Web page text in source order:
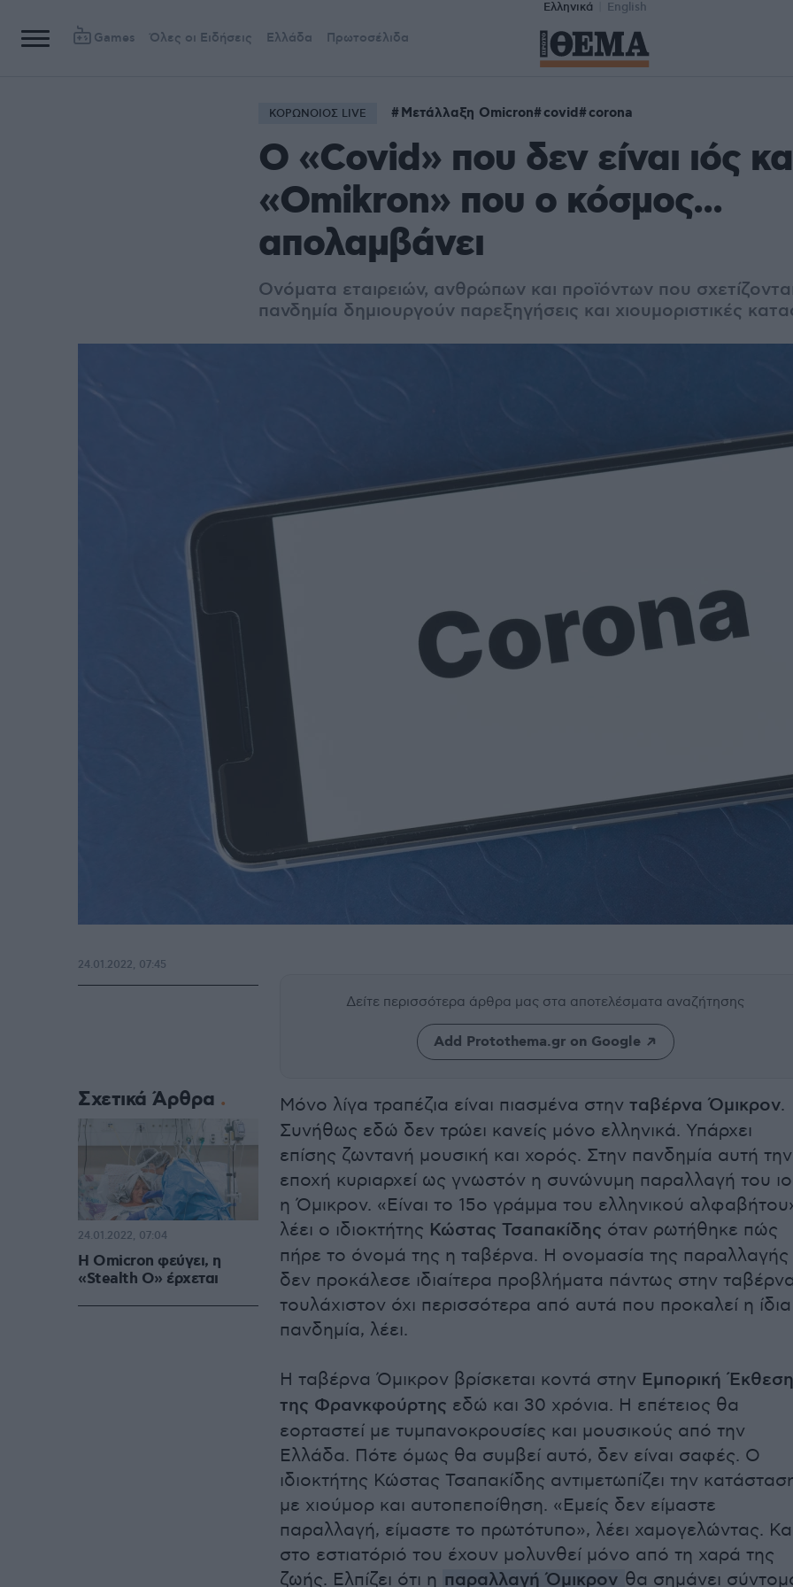
Ελληνικά English
Games Όλες οι Ειδήσεις Ελλάδα Πρωτοσέλιδα
ΚΟΡΩΝΟΙΟΣ LIVE Μετάλλαξη Omicron covid corona
Ο «Covid» που δεν είναι ιός
«Omikron» που ο κόσμος...
απολαμβάνει
Ονόματα εταιρειών, ανθρώπων και προϊόντων που
πανδημία δημιουργούν παρεξηγήσεις και χιουμοριστικές
Δείτε περισσότερα άρθρα μας στα αποτελέσματα αναζήτησης
Add Protothema.gr on Google
Μόνο λίγα τραπέζια είναι πιασμένα στην ταβέρνα Όμικρον.
Συνήθως εδώ δεν τρώει κανείς μόνο ελληνικά. Υπάρχει
επίσης ζωντανή μουσική και χορός. Στην πανδημία αυτή την
εποχή κυριαρχεί ως γνωστόν η συνώνυμη παραλλαγή του
η Όμικρον. «Είναι το 15ο γράμμα του ελληνικού
λέει ο ιδιοκτήτης Κώστας Τσαπακίδης όταν ρωτήθηκε πώς
πήρε το όνομά της η ταβέρνα. Η ονομασία της παραλλαγής
δεν προκάλεσε ιδιαίτερα προβλήματα πάντως στην
τουλάχιστον όχι περισσότερα από αυτά που προκαλεί η
πανδημία, λέει.
Η ταβέρνα Όμικρον βρίσκεται κοντά στην Εμπορική Έκθεση
της Φρανκφούρτης εδώ και 30 χρόνια. Η επέτειος θα
εορταστεί με τυμπανοκρουσίες και μουσικούς από την
Ελλάδα. Πότε όμως θα συμβεί αυτό, δεν είναι σαφές. Ο
ιδιοκτήτης Κώστας Τσαπακίδης αντιμετωπίζει την
με χιούμορ και αυτοπεποίθηση. «Εμείς δεν είμαστε
παραλλαγή, είμαστε το πρωτότυπο», λέει χαμογελώντας.
στο εστιατόριό του έχουν μολυνθεί μόνο από τη χαρά της
ζωής. Ελπίζει ότι η παραλλαγή Όμικρον θα σημάνει
24.01.2022, 07:45
Σχετικά Άρθρα
Η Omicron φεύγει, η
«Stealth O» έρχεται
24.01.2022, 07:04